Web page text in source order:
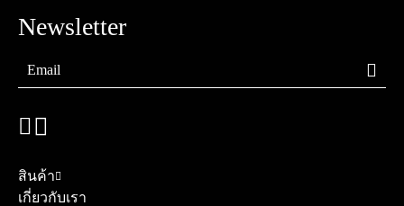
Newsletter
สินค้า
เกี่ยวกับเรา